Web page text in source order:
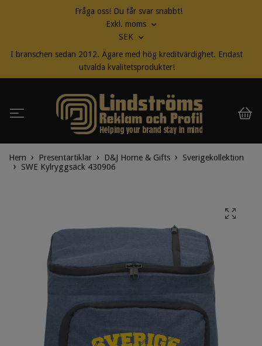
Fråga oss! Du får svar snabbt!
Exkl. moms
SEK
I branschen sedan 2012. Ägare med hög kreditvärdighet. Endast
utvalda kvalitetsprodukter!
Hem Presentartiklar D&J Home & Gifts
Sverigekollektion
SWE Kylryggsäck 430906